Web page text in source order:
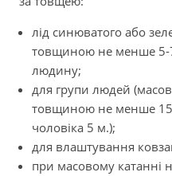
лід синюватого або
товщиною не менше 5-
людину;
для групи людей
товщиною не менше 15
чоловіка 5 м.);
для влаштування
при масовому катанні